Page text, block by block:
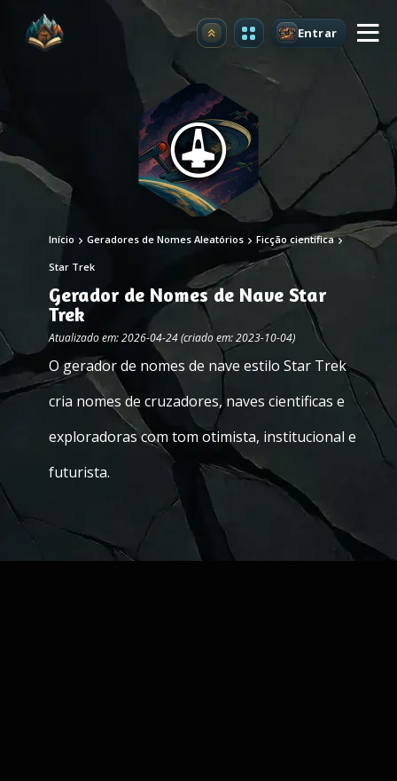
Atualizar Entrar
Início Geradores de Nomes Aleatórios Ficção científica
Star Trek
Gerador de Nomes de Nave Star
Trek
Atualizado em: 2026-04-24 (criado em: 2023-10-04)
O gerador de nomes de nave estilo Star Trek
cria nomes de cruzadores, naves cientificas e
exploradoras com tom otimista, institucional e
futurista.